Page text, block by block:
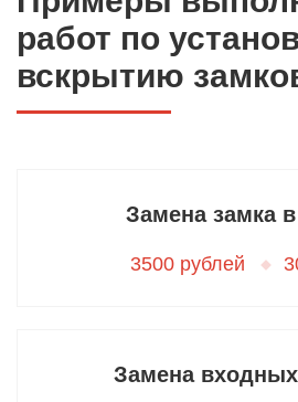
работ по
вскрытию
Замена замка
3500 рублей
Замена